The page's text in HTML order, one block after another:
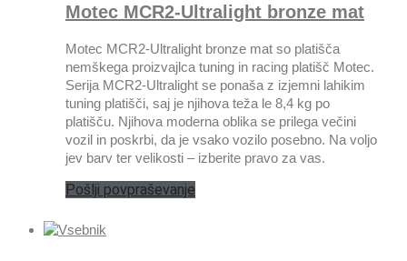
Motec MCR2-Ultralight bronze mat
Motec MCR2-Ultralight bronze mat so platišča
nemškega proizvajlca tuning in racing platišč Motec.
Serija MCR2-Ultralight se ponaša z izjemni lahikim
tuning platišči, saj je njihova teža le 8,4 kg po
platišču. Njihova moderna oblika se prilega večini
vozil in poskrbi, da je vsako vozilo posebno. Na voljo
jev barv ter velikosti – izberite pravo za vas.
Pošlji povpraševanje